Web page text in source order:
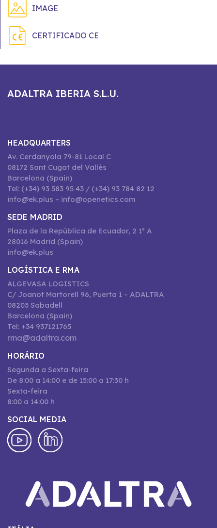
IMAGE
CERTIFICADO CE
ADALTRA IBERIA S.L.U.
HEADQUARTERS
Av. Cerdanyola 79-81 Local C
08172 Sant Cugat del Vallès
Barcelona (Spain)
Tel: (+34) 93 583 95 43 / (+34) 93 784 82 12
info@ek.plus – info@openetics.com
SEDE MADRID
Plaza de la República de Ecuador, 2 1º A
28016 Madrid (Spain)
info@ek.plus
LOGÍSTICA E RMA
ALGEVASA LOGISTICS
C/ Joanot Martorell 96, Puerta 1 – ADALTRA
08203 Sabadell
Barcelona (Spain)
Tel: +34 937121765
rma@adaltra.com
HORÁRIO
Segunda a Sexta-feira
De 8:00 a 14:00 e de 15:00 a 17:30 h
Sexta-feira
8:00 a 14:00 h
SOCIAL MEDIA